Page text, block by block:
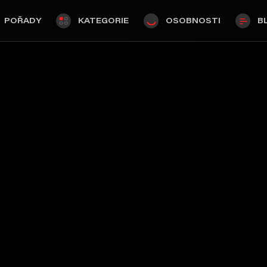
POŘADY KATEGORIE OSOBNOSTI